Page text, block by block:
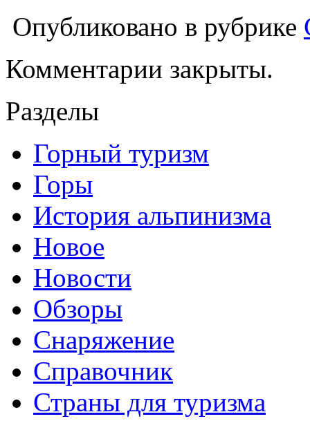
Опубликовано в рубрике
Комментарии закрыты.
Разделы
Горный туризм
Горы
История альпинизма
Новое
Новости
Обзоры
Снаряжение
Справочник
Страны для туризма